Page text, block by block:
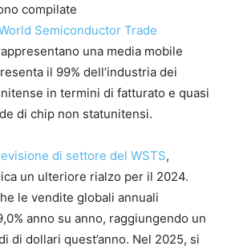
compilate
Semiconductor Trade
una media mobile
il 99% dell’industria dei
in termini di fatturato e quasi
di chip non statunitensi.
di settore del WSTS,
un ulteriore rialzo per il 2024.
le vendite globali annuali
anno su anno, raggiungendo un
di dollari quest’anno. Nel 2025, si